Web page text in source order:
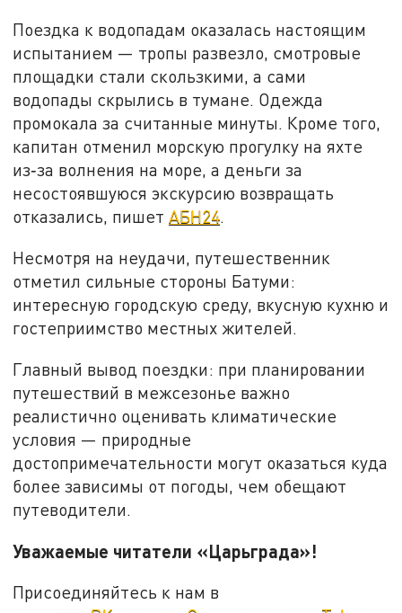
Поездка к водопадам оказалась настоящим
испытанием — тропы развезло, смотровые
площадки стали скользкими, а сами
водопады скрылись в тумане. Одежда
промокала за считанные минуты. Кроме того,
капитан отменил морскую прогулку на яхте
из‑за волнения на море, а деньги за
несостоявшуюся экскурсию возвращать
отказались, пишетАБН24.
Несмотря на неудачи, путешественник
отметил сильные стороны Батуми:
интересную городскую среду, вкусную кухню и
гостеприимство местных жителей.
Главный вывод поездки: при планировании
путешествий в межсезонье важно
реалистично оценивать климатические
условия — природные
достопримечательности могут оказаться куда
более зависимы от погоды, чем обещают
путеводители.
Уважаемые читатели «Царьграда»!
Присоединяйтесь к нам в